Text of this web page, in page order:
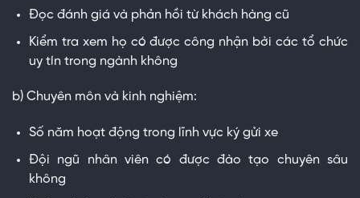
Đọc đánh giá và phản hồi từ khách hàng cũ
Kiểm tra xem họ có được công nhận bởi các tổ chức
uy tín trong ngành không
b) Chuyên môn và kinh nghiệm:
Số năm hoạt động trong lĩnh vực ký gửi xe
Đội ngũ nhân viên có được đào tạo chuyên sâu
không